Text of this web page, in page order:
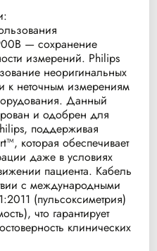
— сохранение
измерений. Philips
неоригинальных
к неточным измерениям
Данный
и одобрен для
поддерживая
которая обеспечивает
даже в условиях
пациента. Кабель
с международными
(пульсоксиметрия)
что гарантирует
клинических